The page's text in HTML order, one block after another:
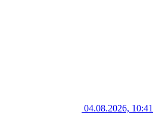
04.08.2026, 10:41